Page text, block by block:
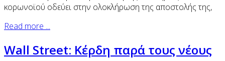
κορωνοϊού οδεύει στην ολοκλήρωση της αποστολής της,
Read more ...
Wall Street: Κέρδη παρά τους νέους